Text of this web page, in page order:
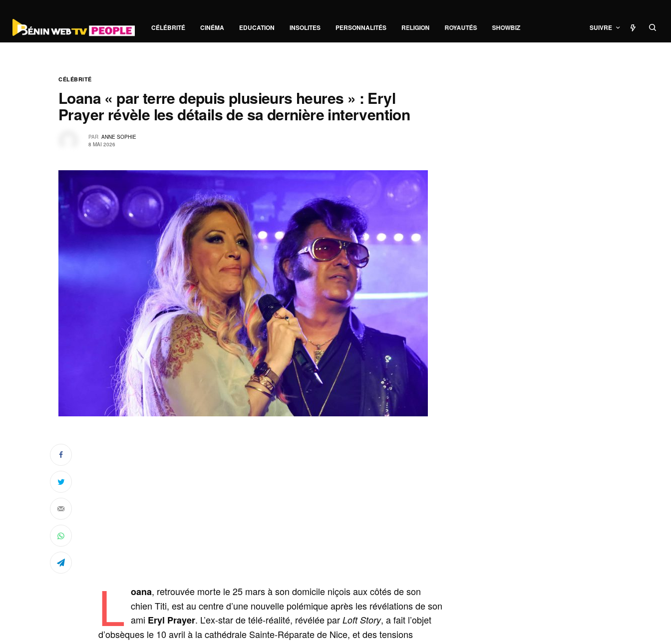
CÉLÉBRITÉ CINÉMA EDUCATION INSOLITES PERSONNALITÉS RELIGION ROYAUTÉS SHOWBIZ SUIVRE
CÉLÉBRITÉ
Loana « par terre depuis plusieurs heures » : Eryl
Prayer révèle les détails de sa dernière intervention
PAR ANNE SOPHIE
8 MAI 2026
L oana, retrouvée morte le 25 mars à son domicile niçois aux côtés de son
chien Titi, est au centre d’une nouvelle polémique après les révélations de son
ami Eryl Prayer. L’ex-star de télé-réalité, révélée par Loft Story, a fait l’objet
d’obsèques le 10 avril à la cathédrale Sainte-Réparate de Nice, et des tensions